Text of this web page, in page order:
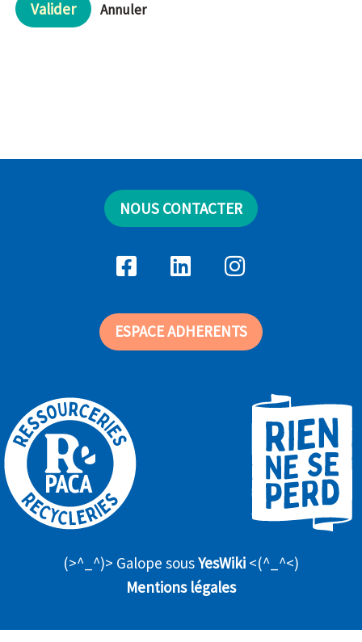
Valider Annuler
NOUS CONTACTER
ESPACE ADHERENTS
(>^_^)> Galope sousYesWiki <(^_^<)
Mentions légales